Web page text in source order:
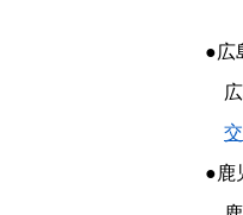
自
●広
広
●鹿